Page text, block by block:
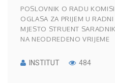
POSLOVNIK O RADU
OGLASA ZA PRIJEM U
MJESTO STRUENT
NA NEODREDENO VRIJEME
INSTITUT 484